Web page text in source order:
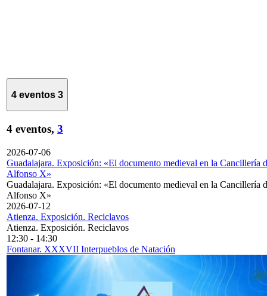
4 eventos 3
4 eventos, 3
2026-07-06
Guadalajara. Exposición: «El documento medieval en la Cancillería
Alfonso X»
Guadalajara. Exposición: «El documento medieval en la Cancillería
Alfonso X»
2026-07-12
Atienza. Exposición. Reciclavos
Atienza. Exposición. Reciclavos
12:30 - 14:30
Fontanar. XXXVII Interpueblos de Natación